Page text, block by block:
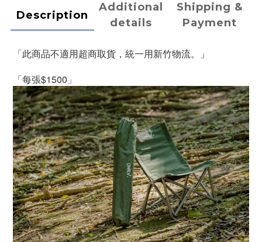
Description
Additional
details
Shipping &
Payment
「此商品不適用超商取貨，統一用新竹物流。」
「每張$1500」